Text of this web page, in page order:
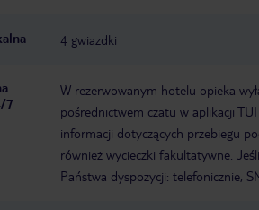
4 gwiazdki
7
W rezerwowanym hotelu opieka
pośrednictwem czatu w aplikacji
informacji dotyczących przebiegu
również wycieczki fakultatywne.
Państwa dyspozycji: telefonicznie,